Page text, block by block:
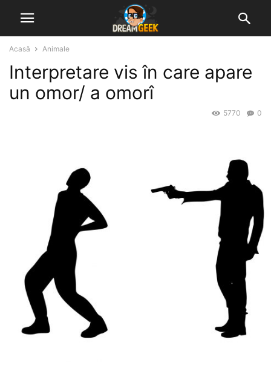
Acasă Animale
Interpretare vis în care apare
un omor/ a omorî
0
5770